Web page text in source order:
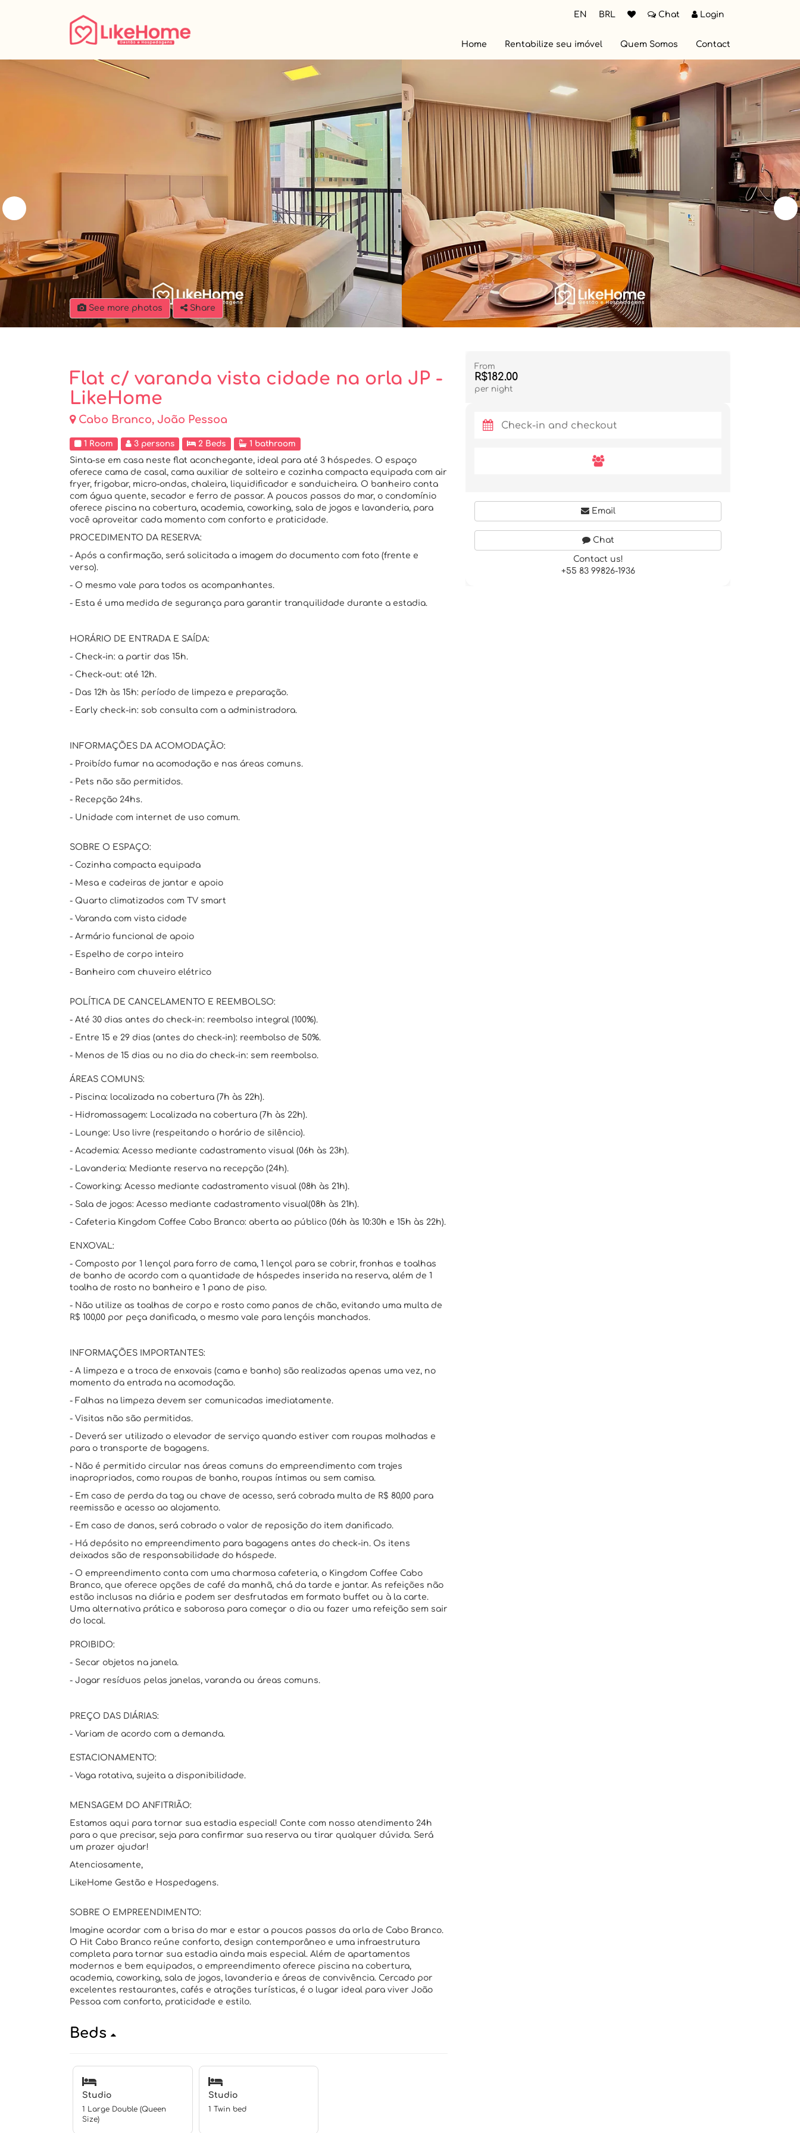
EN BRL Chat Login
Home Rentabilize seu imóvel Quem Somos Contact
See more photos Share
Flat c/ varanda vista cidade na orla JP -
LikeHome
Cabo Branco, João Pessoa
1 Room 3 persons 2 Beds
1 bathroom
Sinta-se em casa neste flat aconchegante, ideal para até 3 hóspedes. O espaço
oferece cama de casal, cama auxiliar de solteiro e cozinha compacta equipada com air
fryer, frigobar, micro-ondas, chaleira, liquidificador e sanduicheira. O banheiro conta
com água quente, secador e ferro de passar. A poucos passos do mar, o condomínio
oferece piscina na cobertura, academia, coworking, sala de jogos e lavanderia, para
você aproveitar cada momento com conforto e praticidade.
PROCEDIMENTO DA RESERVA:
- Após a confirmação, será solicitada a imagem do documento com foto (frente e
verso).
- O mesmo vale para todos os acompanhantes.
- Esta é uma medida de segurança para garantir tranquilidade durante a estadia.
HORÁRIO DE ENTRADA E SAÍDA:
- Check-in: a partir das 15h.
- Check-out: até 12h.
- Das 12h às 15h: período de limpeza e preparação.
- Early check-in: sob consulta com a administradora.
INFORMAÇÕES DA ACOMODAÇÃO:
- Proibído fumar na acomodação e nas áreas comuns.
- Pets não são permitidos.
- Recepção 24hs.
- Unidade com internet de uso comum.
SOBRE O ESPAÇO:
- Cozinha compacta equipada
- Mesa e cadeiras de jantar e apoio
- Quarto climatizados com TV smart
- Varanda com vista cidade
- Armário funcional de apoio
- Espelho de corpo inteiro
- Banheiro com chuveiro elétrico
POLÍTICA DE CANCELAMENTO E REEMBOLSO:
- Até 30 dias antes do check-in: reembolso integral (100%).
- Entre 15 e 29 dias (antes do check-in): reembolso de 50%.
- Menos de 15 dias ou no dia do check-in: sem reembolso.
ÁREAS COMUNS:
- Piscina: localizada na cobertura (7h às 22h).
- Hidromassagem: Localizada na cobertura (7h às 22h).
- Lounge: Uso livre (respeitando o horário de silêncio).
- Academia: Acesso mediante cadastramento visual (06h às 23h).
- Lavanderia: Mediante reserva na recepção (24h).
- Coworking: Acesso mediante cadastramento visual (08h às 21h).
- Sala de jogos: Acesso mediante cadastramento visual(08h às 21h).
- Cafeteria Kingdom Coffee Cabo Branco: aberta ao público (06h às 10:30h e 15h às 22h).
ENXOVAL:
- Composto por 1 lençol para forro de cama, 1 lençol para se cobrir, fronhas e toalhas
de banho de acordo com a quantidade de hóspedes inserida na reserva, além de 1
toalha de rosto no banheiro e 1 pano de piso.
- Não utilize as toalhas de corpo e rosto como panos de chão, evitando uma multa de
R$ 100,00 por peça danificada, o mesmo vale para lençóis manchados.
INFORMAÇÕES IMPORTANTES:
- A limpeza e a troca de enxovais (cama e banho) são realizadas apenas uma vez, no
momento da entrada na acomodação.
- Falhas na limpeza devem ser comunicadas imediatamente.
- Visitas não são permitidas.
- Deverá ser utilizado o elevador de serviço quando estiver com roupas molhadas e
para o transporte de bagagens.
- Não é permitido circular nas áreas comuns do empreendimento com trajes
inapropriados, como roupas de banho, roupas íntimas ou sem camisa.
- Em caso de perda da tag ou chave de acesso, será cobrada multa de R$ 80,00 para
reemissão e acesso ao alojamento.
- Em caso de danos, será cobrado o valor de reposição do item danificado.
- Há depósito no empreendimento para bagagens antes do check-in. Os itens
deixados são de responsabilidade do hóspede.
- O empreendimento conta com uma charmosa cafeteria, o Kingdom Coffee Cabo
Branco, que oferece opções de café da manhã, chá da tarde e jantar. As refeições não
estão inclusas na diária e podem ser desfrutadas em formato buffet ou à la carte.
Uma alternativa prática e saborosa para começar o dia ou fazer uma refeição sem sair
do local.
PROIBIDO:
- Secar objetos na janela.
- Jogar resíduos pelas janelas, varanda ou áreas comuns.
PREÇO DAS DIÁRIAS:
- Variam de acordo com a demanda.
ESTACIONAMENTO:
- Vaga rotativa, sujeita a disponibilidade.
MENSAGEM DO ANFITRIÃO:
Estamos aqui para tornar sua estadia especial! Conte com nosso atendimento 24h
para o que precisar, seja para confirmar sua reserva ou tirar qualquer dúvida. Será
um prazer ajudar!
Atenciosamente,
LikeHome Gestão e Hospedagens.
SOBRE O EMPREENDIMENTO:
Imagine acordar com a brisa do mar e estar a poucos passos da orla de Cabo Branco.
O Hit Cabo Branco reúne conforto, design contemporâneo e uma infraestrutura
completa para tornar sua estadia ainda mais especial. Além de apartamentos
modernos e bem equipados, o empreendimento oferece piscina na cobertura,
academia, coworking, sala de jogos, lavanderia e áreas de convivência. Cercado por
excelentes restaurantes, cafés e atrações turísticas, é o lugar ideal para viver João
Pessoa com conforto, praticidade e estilo.
Beds
Studio
1 Large Double (Queen
Size)
Studio
1 Twin bed
From
R$182.00
per night
Email
Chat
Contact us!
+55 83 99826-1936